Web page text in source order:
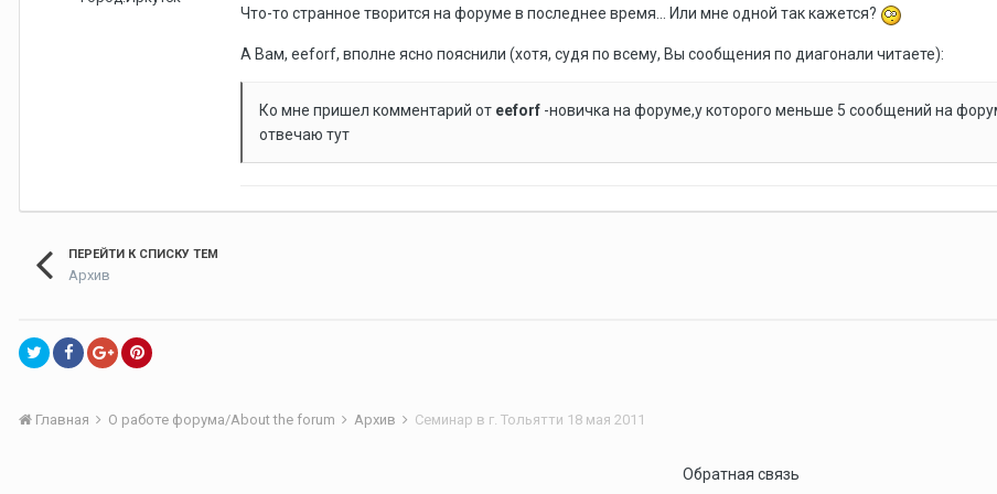
Что-то странное творится на форуме в последнее время... Или мне одной так кажется?
А Вам, eeforf, вполне ясно пояснили (хотя, судя по всему, Вы сообщения по диагонали читаете):
Ко мне пришел комментарий от eeforf -новичка на форуме,у которого меньше 5 сообщений на
отвечаю тут
ПЕРЕЙТИ К СПИСКУ ТЕМ
Архив
Главная О работе форума/About the forum Архив Семинар в г. Тольятти 18 мая 2011
Обратная связь